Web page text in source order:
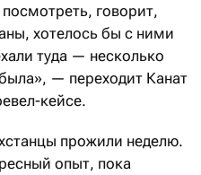
говорит,
хотелось бы с ними
туда — несколько
— переходит Канат
кейсе.
прожили неделю.
опыт, пока